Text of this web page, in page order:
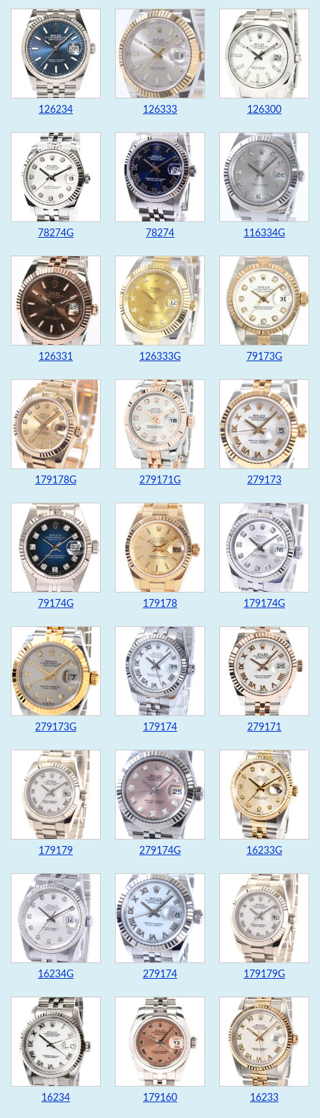
126234 126333 126300
78274G 78274 116334G
126331 126333G 79173G
179178G 279171G 279173
79174G 179178 179174G
279173G 179174 279171
179179 279174G 16233G
16234G 279174 179179G
16234 179160 16233